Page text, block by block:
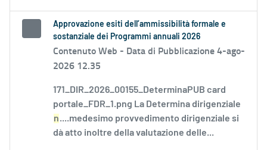
Approvazione esiti dell’ammissibilità formale e
sostanziale dei Programmi annuali 2026
Contenuto Web - Data di Pubblicazione 4-ago-
2026 12.35
171_DIR_2026_00155_DeterminaPUB card
portale_FDR_1.png La Determina dirigenziale
n....medesimo provvedimento dirigenziale si
dà atto inoltre della valutazione delle...